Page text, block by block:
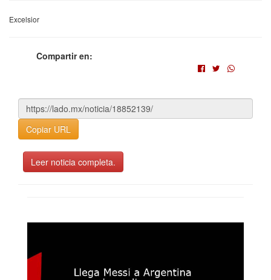
Excelsior
Compartir en:
Copiar URL
Leer noticia completa.